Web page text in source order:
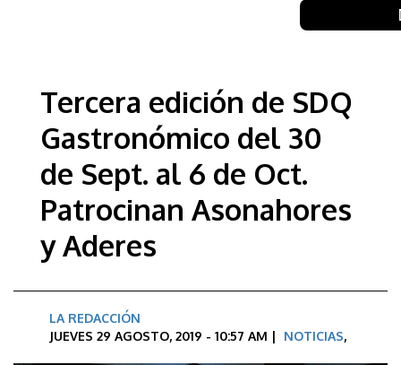
Tercera edición de SDQ
Gastronómico del 30
de Sept. al 6 de Oct.
Patrocinan Asonahores
y Aderes
LA REDACCIÓN
JUEVES 29 AGOSTO, 2019 - 10:57 AM | NOTICIAS,